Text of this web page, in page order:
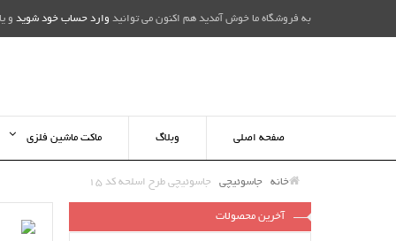
به فروشگاه ما خوش آمدید هم اکنون می توانید وارد حساب خود شوید و یا
صفحه اصلی وبلاگ ماکت ماشین فلزی
خانه جاسوئیچی جاسوئیچی طرح اسلحه کد 15
آخرین محصولات